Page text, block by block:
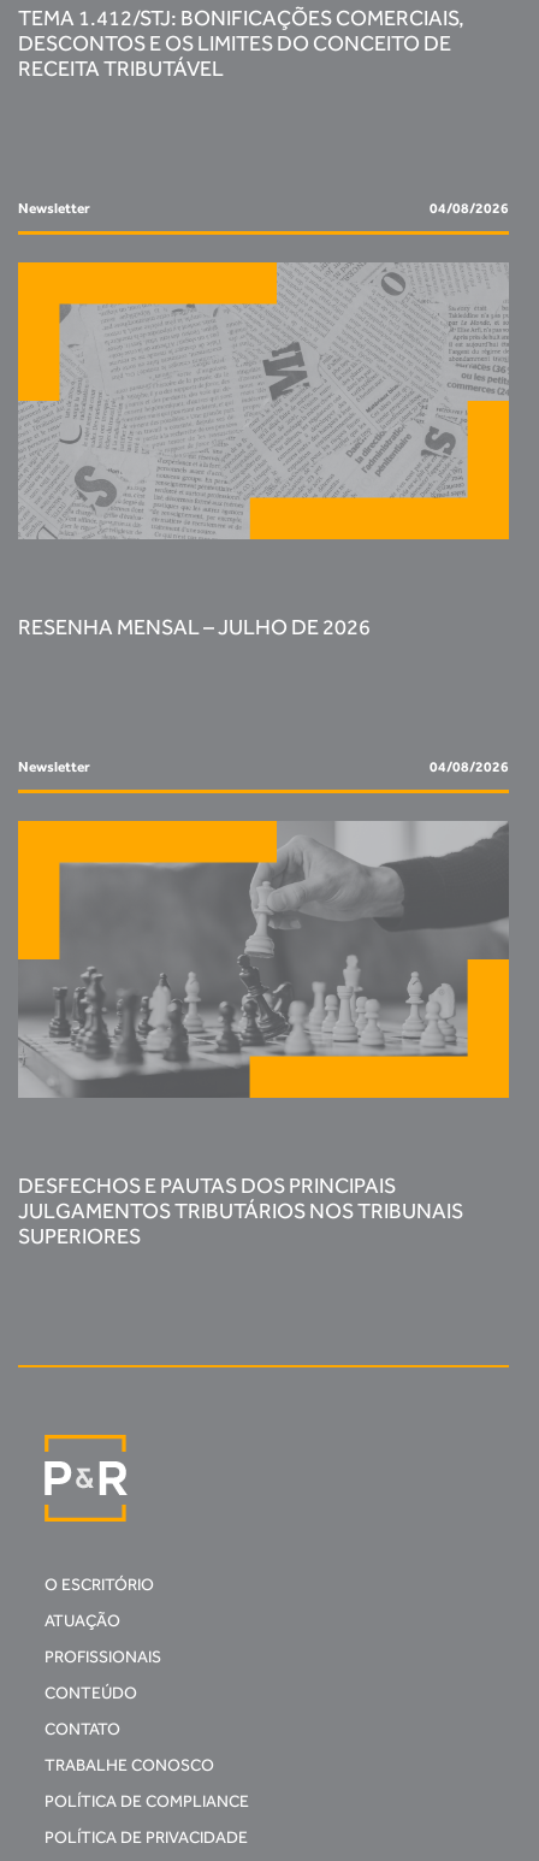
TEMA 1.412/STJ: BONIFICAÇÕES COMERCIAIS,
DESCONTOS E OS LIMITES DO CONCEITO DE
RECEITA TRIBUTÁVEL
Newsletter 04/08/2026
RESENHA MENSAL – JULHO DE 2026
Newsletter 04/08/2026
DESFECHOS E PAUTAS DOS PRINCIPAIS
JULGAMENTOS TRIBUTÁRIOS NOS TRIBUNAIS
SUPERIORES
O ESCRITÓRIO
ATUAÇÃO
PROFISSIONAIS
CONTEÚDO
CONTATO
TRABALHE CONOSCO
POLÍTICA DE COMPLIANCE
POLÍTICA DE PRIVACIDADE